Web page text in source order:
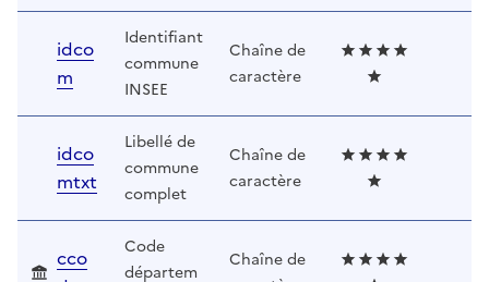
idco
m
Identifiant
commune
INSEE
Chaîne de
caractère
idco
mtxt
Libellé de
commune
complet
Chaîne de
caractère
cco
Code
départem
Chaîne de